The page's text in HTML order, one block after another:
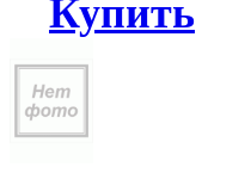
Купить